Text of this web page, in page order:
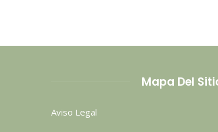
Mapa Del
Aviso Legal